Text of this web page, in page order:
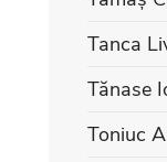
Tanca
Tănase
Toniuc